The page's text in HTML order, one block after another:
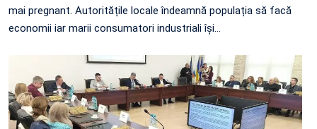
mai pregnant. Autoritățile locale îndeamnă populația să facă
economii iar marii consumatori industriali își…